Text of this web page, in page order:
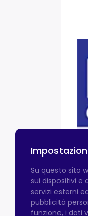
Su questo sito
sui dispositivi e
servizi esterni
pubblicità
funzione, i dati